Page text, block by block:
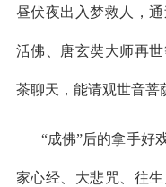
昼伏夜出入梦救人，
活佛、唐玄奘大师再
茶聊天，能请观世音菩
“成佛”后的拿手好
家心经、大悲咒、往